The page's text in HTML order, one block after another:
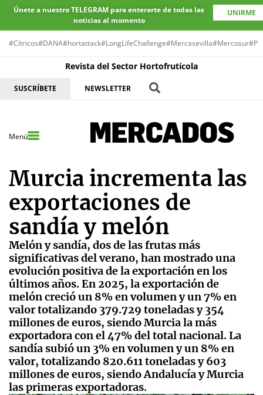
Únete a nuestro TELEGRAM para enterarte de todas las
noticias al momento
UNIRME
#Cítricos#DANA#hortattack#LongLifeChallenge#Mercasevilla#Mercosur
Revista del Sector Hortofrutícola
SUSCRÍBETE NEWSLETTER
Menú
Murcia incrementa las
exportaciones de
sandía y melón
Melón y sandía, dos de las frutas más
significativas del verano, han mostrado una
evolución positiva de la exportación en los
últimos años. En 2025, la exportación de
melón creció un 8% en volumen y un 7% en
valor totalizando 379.729 toneladas y 354
millones de euros, siendo Murcia la más
exportadora con el 47% del total nacional. La
sandía subió un 3% en volumen y un 8% en
valor, totalizando 820.611 toneladas y 603
millones de euros, siendo Andalucía y Murcia
las primeras exportadoras.